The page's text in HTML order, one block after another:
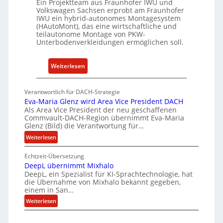
t
e
e
n
t
w
i
c
k
e
l
n
R
C
-
V
Ein Projektteam aus Fraunhofer IWU und
Volkswagen Sachsen erprobt am Fraunhofer
IWU ein hybrid-autonomes Montagesystem
(HAutoMont), das eine wirtschaftliche und
teilautonome Montage von PKW-
Unterbodenverkleidungen ermöglichen soll.
Weiterlesen:
P
W
-
U
n
e
b
o
n
Verantwortlich für DACH-Strategie
Eva-Maria Glenz wird Area Vice President DACH
Als Area Vice President der neu geschaffenen
Commvault-DACH-Region übernimmt Eva-Maria
Glenz (Bild) die Verantwortung für…
Weiterlesen:
E
v
a
-
M
a
r
i
Echtzeit-Übersetzung
DeepL übernimmt Mixhalo
DeepL, ein Spezialist für KI-Sprachtechnologie, hat
die Übernahme von Mixhalo bekannt gegeben,
einem in San…
Weiterlesen:
D